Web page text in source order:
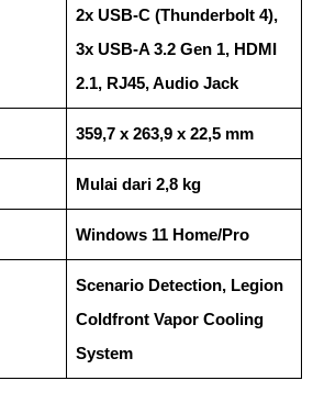
2x USB-C (Thunderbolt 4),
3x USB-A 3.2 Gen 1, HDMI
2.1, RJ45, Audio Jack
359,7 x 263,9 x 22,5 mm
Mulai dari 2,8 kg
Windows 11 Home/Pro
Scenario Detection, Legion
Coldfront Vapor Cooling
System